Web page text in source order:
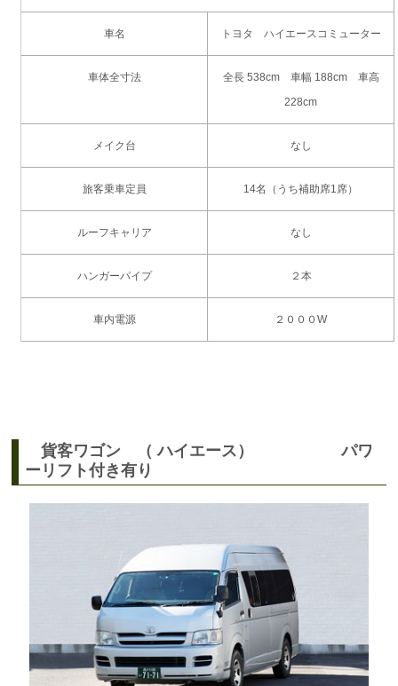
車名 トヨタ ハイエースコミューター
車体全寸法
全長 538cm 車幅 188cm 車高
228cm
メイク台 なし
旅客乗車定員 14名（うち補助席1席）
ルーフキャリア なし
ハンガーパイプ ２本
車内電源 ２０００W
貨客ワゴン （ ハイエース） パワ
ーリフト付き有り